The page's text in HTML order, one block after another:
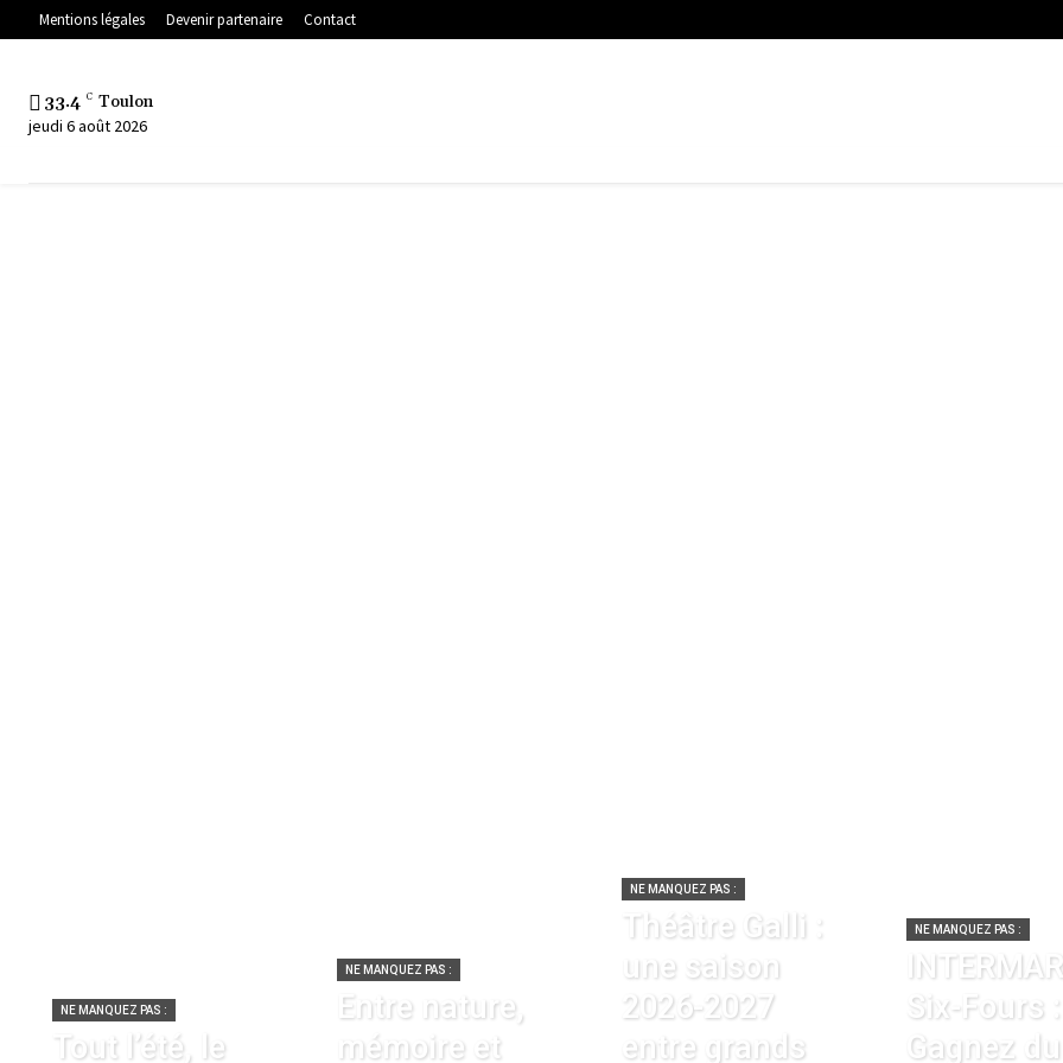
Mentions légales Devenir partenaire Contact
33.4 C Toulon
jeudi 6 août 2026
NE MANQUEZ PAS :
Tout l’été, le
NE MANQUEZ PAS :
Entre nature,
mémoire et
NE MANQUEZ PAS :
Théâtre Galli :
une saison
2026-2027
entre grands
NE MANQUEZ PAS :
Six-Fours :
Gagnez du